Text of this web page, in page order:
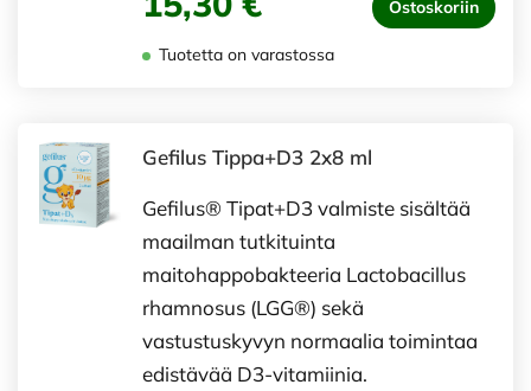
Ostoskoriin
Tuotetta on varastossa
Gefilus Tippa+D3 2x8 ml
Gefilus® Tipat+D3 valmiste sisältää
maailman tutkituinta
maitohappobakteeria Lactobacillus
rhamnosus (LGG®) sekä
vastustuskyvyn normaalia toimintaa
edistävää D3-vitamiinia.